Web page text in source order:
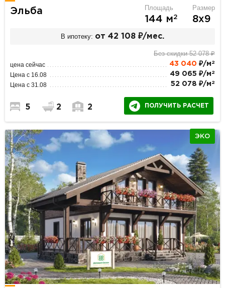
Эльба Площадь
144 м2
Размер
8х9
В ипотеку: от 42 108 ₽/мес.
Без скидки 52 078 ₽
цена сейчас 43 040 ₽/м 2
Цена с 16.08 49 065 ₽/м 2
Цена с 31.08 52 078 ₽/м 2
5 2 2 ПОЛУЧИТЬ РАСЧЕТ
ЭКО